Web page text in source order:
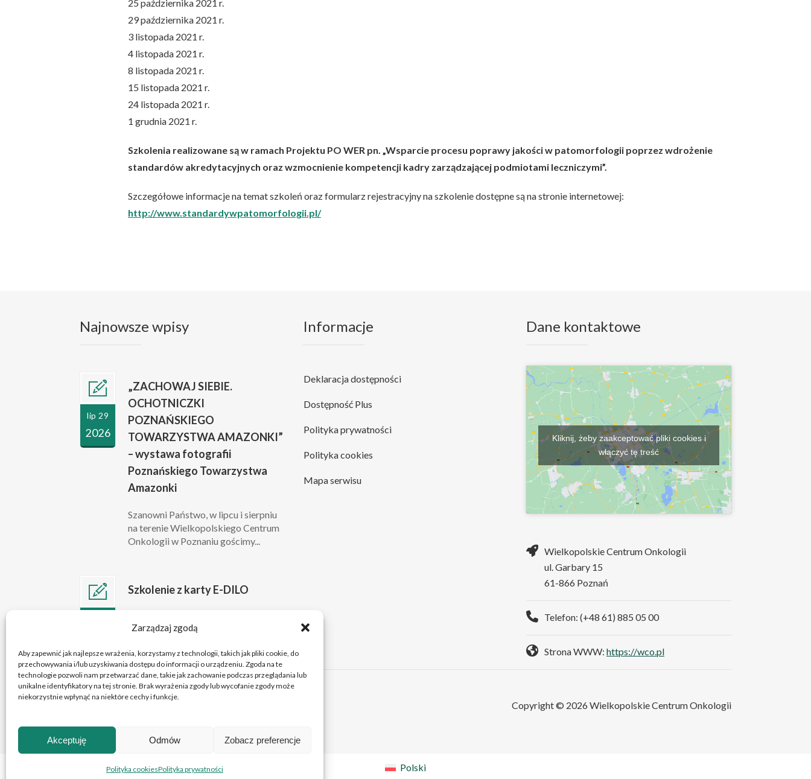
Zarządzaj zgodą
Aby zapewnić jak najlepsze wrażenia, korzystamy z technologii, takich jak pliki cookie, do
przechowywania i/lub uzyskiwania dostępu do informacji o urządzeniu. Zgoda na te
technologie pozwoli nam przetwarzać dane, takie jak zachowanie podczas przeglądania lub
unikalne identyfikatory na tej stronie. Brak wyrażenia zgody lub wycofanie zgody może
niekorzystnie wpłynąć na niektóre cechy i funkcje.
Akceptuję Odmów Zobacz preferencje
Polityka cookiesPolityka prywatności
25 października 2021 r.
29 października 2021 r.
3 listopada 2021 r.
4 listopada 2021 r.
8 listopada 2021 r.
15 listopada 2021 r.
24 listopada 2021 r.
1 grudnia 2021 r.
Szkolenia realizowane są w ramach Projektu PO WER pn. „Wsparcie procesu poprawy jakości w patomorfologii poprzez wdrożenie
standardów akredytacyjnych oraz wzmocnienie kompetencji kadry zarządzającej podmiotami leczniczymi”.
Szczegółowe informacje na temat szkoleń oraz formularz rejestracyjny na szkolenie dostępne są na stronie internetowej:
http://www.standardywpatomorfologii.pl/
Najnowsze wpisy
lip 29
2026
„ZACHOWAJ SIEBIE.
OCHOTNICZKI
POZNAŃSKIEGO
TOWARZYSTWA AMAZONKI”
– wystawa fotografii
Poznańskiego Towarzystwa
Amazonki
Szanowni Państwo, w lipcu i sierpniu
na terenie Wielkopolskiego Centrum
Onkologii w Poznaniu gościmy...
Szkolenie z karty E-DILO
przygotowaniami do wejścia w życie
Informacje
Deklaracja dostępności
Dostępność Plus
Polityka prywatności
Polityka cookies
Mapa serwisu
Dane kontaktowe
Kliknij, żeby zaakceptować pliki cookies i
włączyć tę treść
Wielkopolskie Centrum Onkologii
ul. Garbary 15
61-866 Poznań
Telefon: (+48 61) 885 05 00
Strona WWW: https://wco.pl
Copyright © 2026 Wielkopolskie Centrum Onkologii
Polski